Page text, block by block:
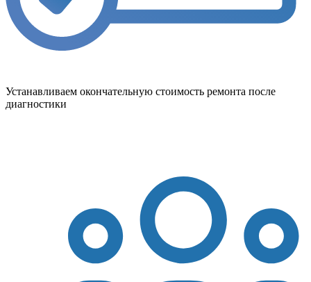
Устанавливаем окончательную стоимость ремонта после
диагностики